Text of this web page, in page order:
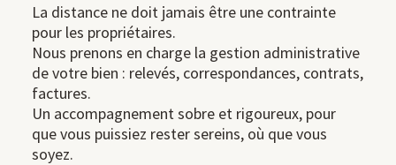
La distance ne doit jamais être une contrainte
pour les propriétaires.
Nous prenons en charge la gestion administrative
de votre bien : relevés, correspondances, contrats,
factures.
Un accompagnement sobre et rigoureux, pour
que vous puissiez rester sereins, où que vous
soyez.